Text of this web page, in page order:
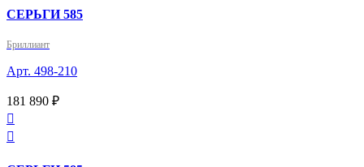
СЕРЬГИ 585
Бриллиант
Арт. 498-210
181 890 ₽

